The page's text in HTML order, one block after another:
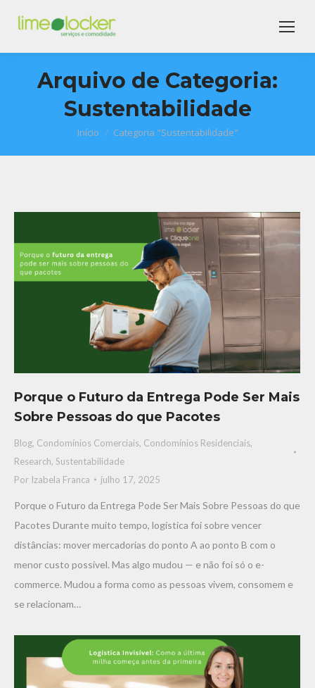
Arquivo de Categoria:
Sustentabilidade
Você está aqui:
Início Categoria "Sustentabilidade"
Porque o Futuro da Entrega Pode Ser Mais
Sobre Pessoas do que Pacotes
Blog, Condomínios Comerciais, Condomínios Residenciais,
Research, Sustentabilidade
Por Izabela Franca julho 17, 2025
Porque o Futuro da Entrega Pode Ser Mais Sobre Pessoas do que
Pacotes Durante muito tempo, logística foi sobre vencer
distâncias: mover mercadorias do ponto A ao ponto B com o
menor custo possível. Mas algo mudou — e não foi só o e-
commerce. Mudou a forma como as pessoas vivem, consomem e
se relacionam…